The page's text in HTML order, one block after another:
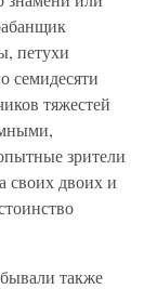
петухи
семидесяти
тяжестей
зрители
своих двоих и
также